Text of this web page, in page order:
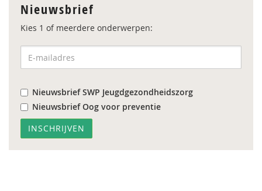
Nieuwsbrief
Kies 1 of meerdere onderwerpen:
Nieuwsbrief SWP Jeugdgezondheidszorg
Nieuwsbrief Oog voor preventie